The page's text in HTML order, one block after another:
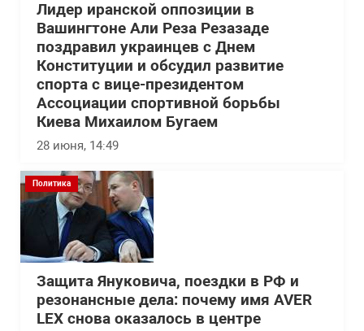
Лидер иранской оппозиции в
Вашингтоне Али Реза Резазаде
поздравил украинцев с Днем
Конституции и обсудил развитие
спорта с вице-президентом
Ассоциации спортивной борьбы
Киева Михаилом Бугаем
28 июня, 14:49
Политика
Защита Януковича, поездки в РФ и
резонансные дела: почему имя AVER
LEX снова оказалось в центре